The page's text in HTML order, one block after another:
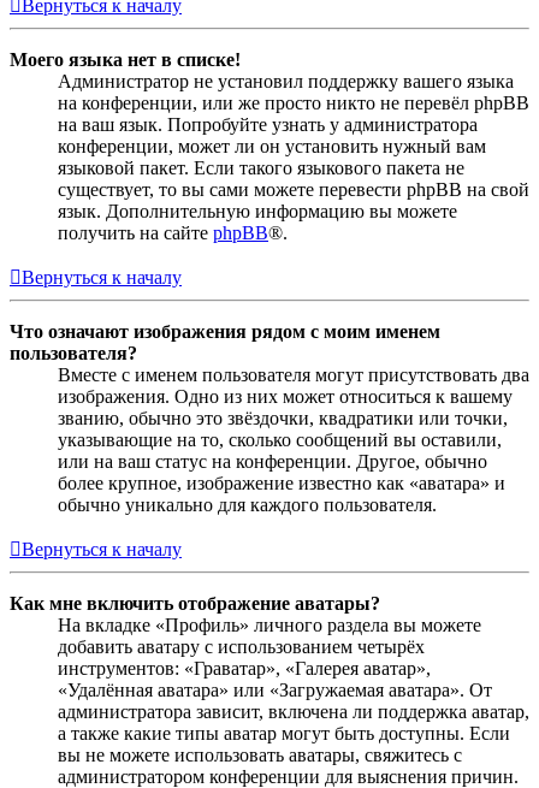
Вернуться к началу
Моего языка нет в списке!
Администратор не установил поддержку вашего языка
на конференции, или же просто никто не перевёл phpBB
на ваш язык. Попробуйте узнать у администратора
конференции, может ли он установить нужный вам
языковой пакет. Если такого языкового пакета не
существует, то вы сами можете перевести phpBB на свой
язык. Дополнительную информацию вы можете
получить на сайте phpBB®.
Вернуться к началу
Что означают изображения рядом с моим именем
пользователя?
Вместе с именем пользователя могут присутствовать два
изображения. Одно из них может относиться к вашему
званию, обычно это звёздочки, квадратики или точки,
указывающие на то, сколько сообщений вы оставили,
или на ваш статус на конференции. Другое, обычно
более крупное, изображение известно как «аватара» и
обычно уникально для каждого пользователя.
Вернуться к началу
Как мне включить отображение аватары?
На вкладке «Профиль» личного раздела вы можете
добавить аватару с использованием четырёх
инструментов: «Граватар», «Галерея аватар»,
«Удалённая аватара» или «Загружаемая аватара». От
администратора зависит, включена ли поддержка аватар,
а также какие типы аватар могут быть доступны. Если
вы не можете использовать аватары, свяжитесь с
администратором конференции для выяснения причин.